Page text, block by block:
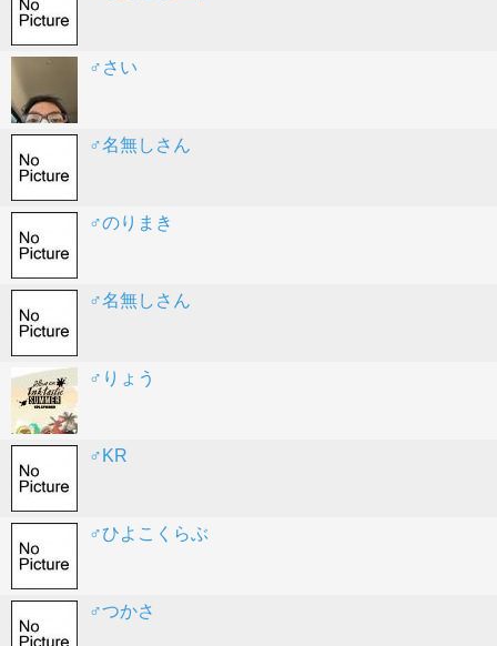
♂さい
♂名無しさん
♂のりまき
♂名無しさん
♂りょう
♂KR
♂ひよこくらぶ
♂つかさ